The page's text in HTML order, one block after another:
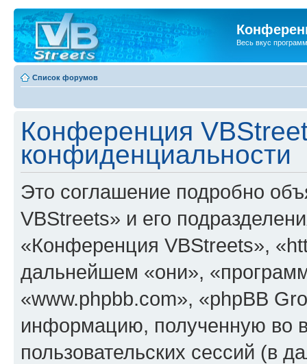
Весь вкус
Список форумов
Конференция
конфиденциальности
Это соглашение подробно
VBStreets» и его
«Конференция VBStreets»,
дальнейшем «они»,
«www.phpbb.com», «phpBB
информацию, полученную во
пользовательских сессий (в